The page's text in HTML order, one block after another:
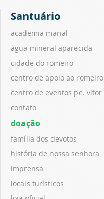
Santuário
academia marial
água mineral aparecida
cidade do romeiro
centro de apoio ao romeiro
centro de eventos pe. vitor
contato
doação
família dos devotos
história de nossa senhora
imprensa
locais turísticos